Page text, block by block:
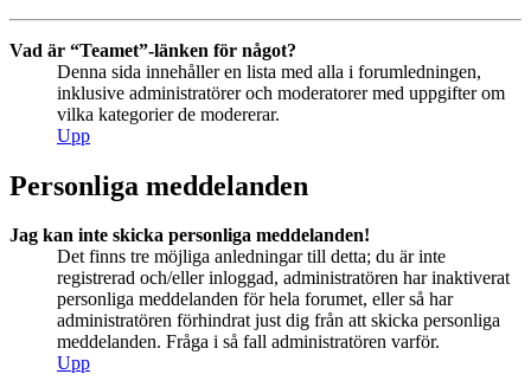
Vad är “Teamet”-länken för något?
Denna sida innehåller en lista med alla i forumledningen,
inklusive administratörer och moderatorer med uppgifter om
vilka kategorier de modererar.
Upp
Personliga meddelanden
Jag kan inte skicka personliga meddelanden!
Det finns tre möjliga anledningar till detta; du är inte
registrerad och/eller inloggad, administratören har inaktiverat
personliga meddelanden för hela forumet, eller så har
administratören förhindrat just dig från att skicka personliga
meddelanden. Fråga i så fall administratören varför.
Upp